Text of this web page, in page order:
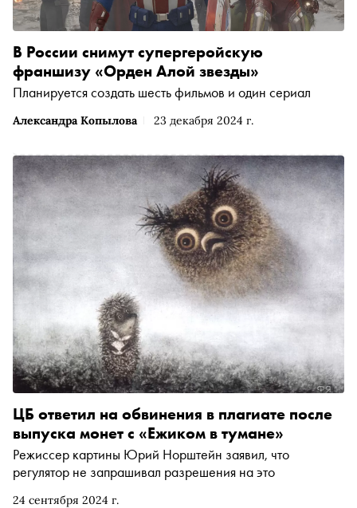
Александра Копылова 23 декабря 2024 г.
В России снимут супергеройскую
франшизу «Орден Алой звезды»
Планируется создать шесть фильмов и один сериал
24 сентября 2024 г.
ЦБ ответил на обвинения в плагиате после
выпуска монет с «Ежиком в тумане»
Режиссер картины Юрий Норштейн заявил, что
регулятор не запрашивал разрешения на это